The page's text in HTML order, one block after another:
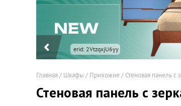
erid: 2VtzqxjU6yy
Главная/ Шкафы / Прихожие / Стеновая панель с
Стеновая панель с